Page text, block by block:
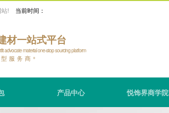
! 当前时间：
材一站式平台
advocate material one-stop sourcing platform
服务商 +
产品中心 悦饰界商学院